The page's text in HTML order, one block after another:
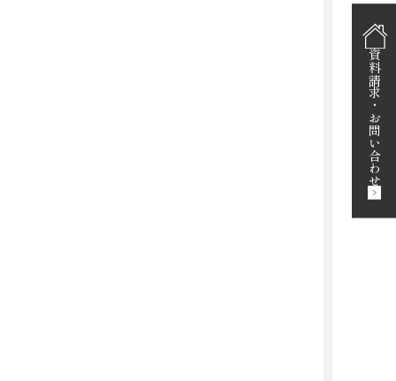
資料請求
・
お問い合わせ